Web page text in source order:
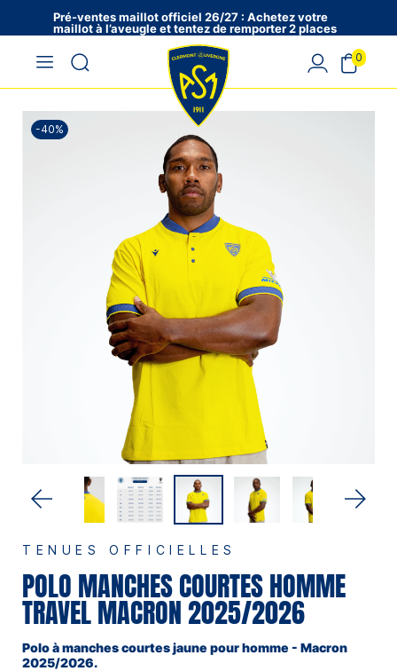
Pré-ventes maillot officiel 26/27 : Achetez votre
maillot à l’aveugle et tentez de remporter 2 places
en VIP !
-40%
TENUES OFFICIELLES
POLO MANCHES COURTES HOMME
TRAVEL MACRON 2025/2026
Polo à manches courtes jaune pour homme - Macron
2025/2026.
0